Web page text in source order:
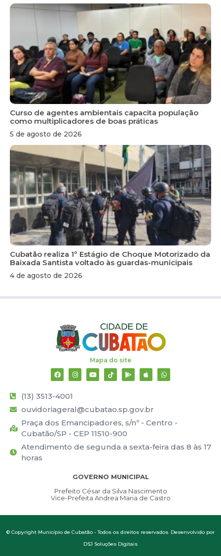
Curso de agentes ambientais capacita população
como multiplicadores de boas práticas
5 de agosto de 2026
Cubatão realiza 1º Estágio de Choque Motorizado da
Baixada Santista voltado às guardas-municipais
4 de agosto de 2026
Mapa do site
(13) 3513-4001
ouvidoriageral@cubatao.sp.gov.br
Praça dos Emancipadores, s/nº - Centro -
Cubatão/SP - CEP 11510-900
Atendimento de segunda a sexta-feira das 8 às 17
horas
GOVERNO MUNICIPAL
Prefeito César da Silva Nascimento
Vice-Prefeita Andrea Maria de Castro
© Copyright Município de Cubatão - Todos os direitos reservados. Desenvolvido por
DSJ Soluções Digitais